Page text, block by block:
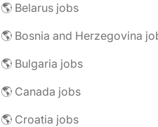
🌎 Belarus jobs
🌎 Bosnia and Herzegovina
🌎 Bulgaria jobs
🌎 Canada jobs
🌎 Croatia jobs